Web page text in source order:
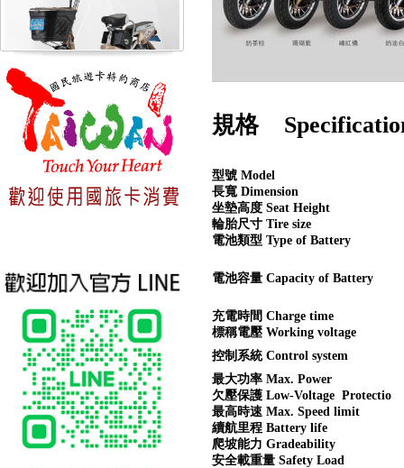
台北新北蘆洲永繹電動車可愛
馬18吋電動輔助自行車 CHT-
027
台北新北蘆洲永繹電動車業威
勝16吋電動輔助自行車:TSV19
美樂蒂(Melody)
規格
型號 Model
長寬 Dimension
坐墊高度 Seat Height
輪胎尺寸 Tire size
電池類型 Type of Battery
電池容量 Capacity of Battery
充電時間 Charge time
標稱電壓 Working voltage
控制系統 Control system
最大功率 Max. Power
欠壓保護 Low-Voltage Protectio
最高時速 Max. Speed limit
續航里程 Battery life
爬坡能力 Gradeability
安全載重量 Safety Load